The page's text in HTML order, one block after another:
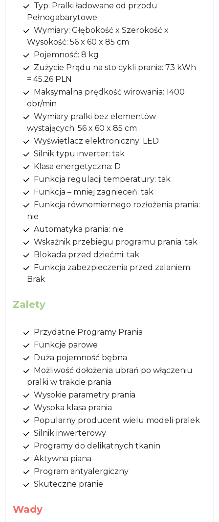
Typ: Pralki ładowane od przodu
Pełnogabarytowe
Wymiary: Głębokość x Szerokość x
Wysokość: 56 x 60 x 85 cm
Pojemność: 8 kg
Zużycie Prądu na sto cykli prania: 73 kWh
= 45.26 PLN
Maksymalna prędkość wirowania: 1400
obr/min
Wymiary pralki bez elementów
wystających: 56 x 60 x 85 cm
Wyświetlacz elektroniczny: LED
Silnik typu inverter: tak
Klasa energetyczna: D
Funkcja regulacji temperatury: tak
Funkcja – mniej zagnieceń: tak
Funkcja równomiernego rozłożenia prania:
nie
Automatyka prania: nie
Wskaźnik przebiegu programu prania: tak
Blokada przed dziećmi: tak
Funkcja zabezpieczenia przed zalaniem:
Brak
Zalety
Przydatne Programy Prania
Funkcje parowe
Duża pojemność bębna
Możliwość dołożenia ubrań po włączeniu
pralki w trakcie prania
Wysokie parametry prania
Wysoka klasa prania
Popularny producent wielu modeli pralek
Silnik inwerterowy
Programy do delikatnych tkanin
Aktywna piana
Program antyalergiczny
Skuteczne pranie
Wady